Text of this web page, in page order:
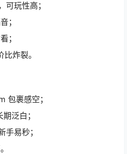
可玩性高；
；
；
炸裂。
包裹感空；
泛白；
手易秒；